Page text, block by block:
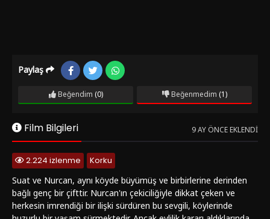
Paylaş
Beğendim (0) Beğenmedim (1)
Film Bilgileri 9 AY ÖNCE EKLENDI
2.224 izlenme
Korku
Suat ve Nurcan, aynı köyde büyümüş ve birbirlerine derinden
bağlı genç bir çifttir. Nurcan'ın çekiciliğiyle dikkat çeken ve
herkesin imrendiği bir ilişki sürdüren bu sevgili, köylerinde